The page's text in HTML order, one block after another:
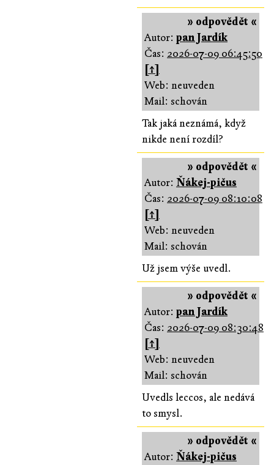
» odpovědět «
Autor: pan Jardík
Čas: 2026-07-09 06:45:50
[↑]
Web: neuveden
Mail: schován
Tak jaká neznámá, když
nikde není rozdíl?
» odpovědět «
Autor: Ňákej-pičus
Čas: 2026-07-09 08:10:08
[↑]
Web: neuveden
Mail: schován
Už jsem výše uvedl.
» odpovědět «
Autor: pan Jardík
Čas: 2026-07-09 08:30:48
[↑]
Web: neuveden
Mail: schován
Uvedls leccos, ale nedává
to smysl.
» odpovědět «
Autor: Ňákej-pičus